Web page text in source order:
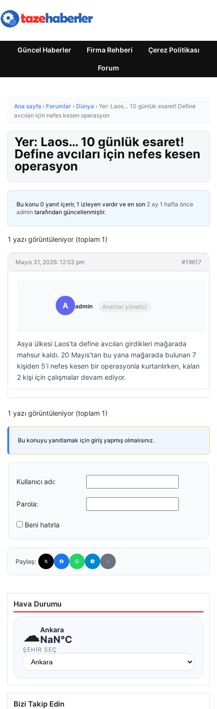
Güncel Haberler Firma Rehberi Çerez Politikası
Forum
Ana sayfa › Forumlar › Dünya › Yer: Laos… 10 günlük esaret! Define
avcıları için nefes kesen operasyon
Yer: Laos… 10 günlük esaret!
Define avcıları için nefes kesen
operasyon
Bu konu 0 yanıt içerir, 1 izleyen vardır ve en son 2 ay 1 hafta önce
admin tarafından güncellenmiştir.
1 yazı görüntüleniyor (toplam 1)
Mayıs 31, 2026: 12:53 pm #19617
A admin Anahtar yönetici
Asya ülkesi Laos’ta define avcıları girdikleri mağarada
mahsur kaldı. 20 Mayıs’tan bu yana mağarada bulunan 7
kişiden 5’i nefes kesen bir operasyonla kurtarılırken, kalan
2 kişi için çalışmalar devam ediyor.
1 yazı görüntüleniyor (toplam 1)
Bu konuyu yanıtlamak için giriş yapmış olmalısınız.
Kullanıcı adı:
Parola:
Beni hatırla
Paylaş:
Hava Durumu
☁Ankara
NaN°C
ŞEHIR SEÇ
Bizi Takip Edin